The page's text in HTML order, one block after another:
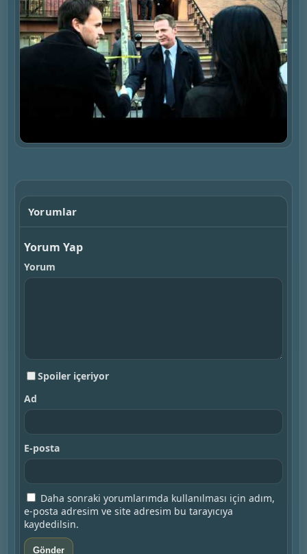
Yorumlar
Yorum Yap
Yorum
Spoiler içeriyor
Ad
E-posta
Daha sonraki yorumlarımda kullanılması için adım,
e-posta adresim ve site adresim bu tarayıcıya
kaydedilsin.